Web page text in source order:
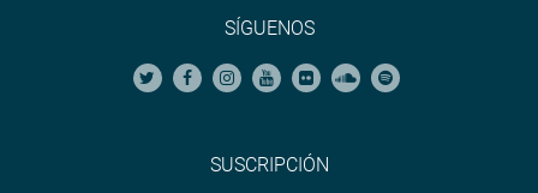
SÍGUENOS
SUSCRIPCIÓN